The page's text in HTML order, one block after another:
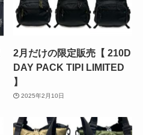
2月だけの限定販売【 210D
DAY PACK TIPI LIMITED
】
2025年2月10日